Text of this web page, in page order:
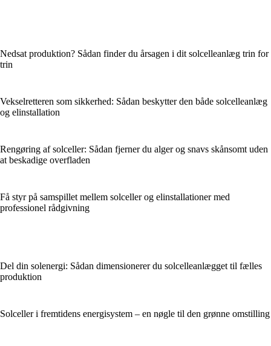
Nedsat produktion? Sådan finder du årsagen i dit solcelleanlæg trin for
trin
Vekselretteren som sikkerhed: Sådan beskytter den både solcelleanlæg
og elinstallation
Rengøring af solceller: Sådan fjerner du alger og snavs skånsomt uden
at beskadige overfladen
Få styr på samspillet mellem solceller og elinstallationer med
professionel rådgivning
Del din solenergi: Sådan dimensionerer du solcelleanlægget til fælles
produktion
Solceller i fremtidens energisystem – en nøgle til den grønne omstilling